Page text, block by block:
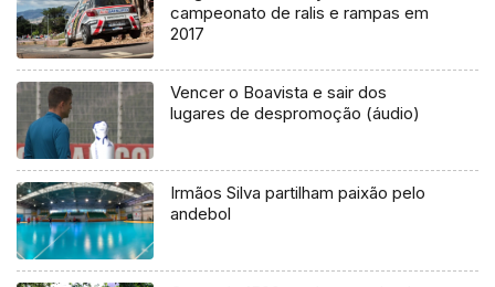
campeonato de ralis e rampas em
2017
Vencer o Boavista e sair dos
lugares de despromoção (áudio)
Irmãos Silva partilham paixão pelo
andebol